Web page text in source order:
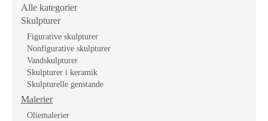
Alle kategorier
Skulpturer
Figurative skulpturer
Nonfigurative skulpturer
Vandskulpturer
Skulpturer i keramik
Skulpturelle genstande
Malerier
Oliemalerier